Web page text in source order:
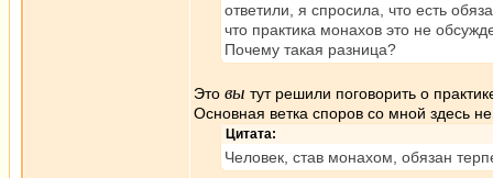
ответили, я спросила, что есть
что практика монахов это не
Почему такая разница?
Это вы тут решили поговорить о
Основная ветка споров со мной здесь
Цитата:
Человек, став монахом, обязан